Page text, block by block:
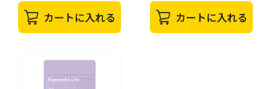
カートに入れる カートに入れる